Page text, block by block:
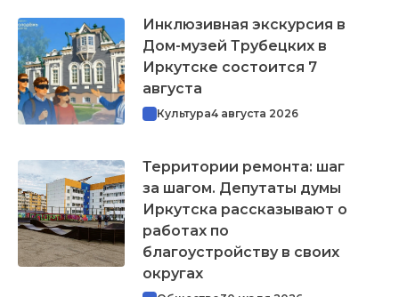
Инклюзивная экскурсия в
Дом-музей Трубецких в
Иркутске состоится 7
августа
Культура4 августа 2026
Территории ремонта: шаг
за шагом. Депутаты думы
Иркутска рассказывают о
работах по
благоустройству в своих
округах